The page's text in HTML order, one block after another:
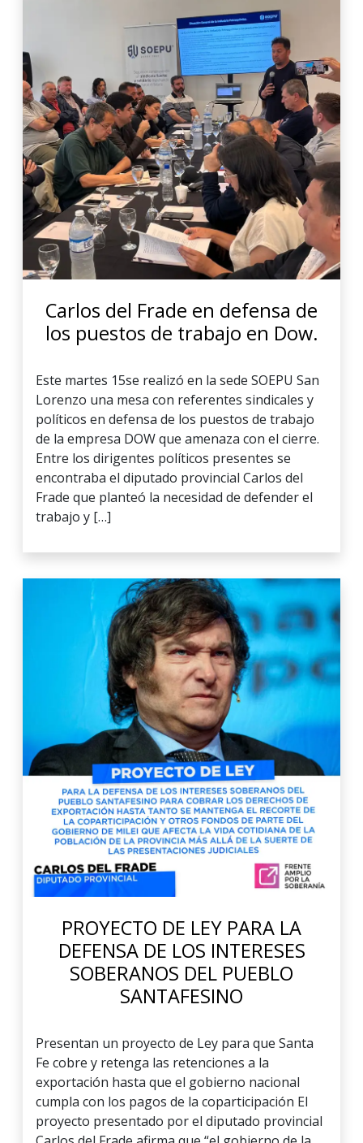
Carlos del Frade en defensa de
los puestos de trabajo en Dow.
Este martes 15se realizó en la sede SOEPU San
Lorenzo una mesa con referentes sindicales y
políticos en defensa de los puestos de trabajo
de la empresa DOW que amenaza con el cierre.
Entre los dirigentes políticos presentes se
encontraba el diputado provincial Carlos del
Frade que planteó la necesidad de defender el
trabajo y […]
PROYECTO DE LEY PARA LA
DEFENSA DE LOS INTERESES
SOBERANOS DEL PUEBLO
SANTAFESINO
Presentan un proyecto de Ley para que Santa
Fe cobre y retenga las retenciones a la
exportación hasta que el gobierno nacional
cumpla con los pagos de la coparticipación El
proyecto presentado por el diputado provincial